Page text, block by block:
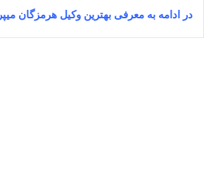
در ادامه به معرفی بهترین وکیل هرمزگان